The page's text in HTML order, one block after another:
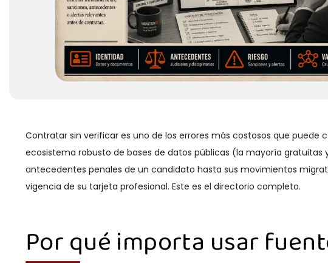
Contratar sin verificar es uno de los errores más costosos que
ecosistema robusto de bases de datos públicas (la mayoría gratuitas
antecedentes penales de un candidato hasta sus movimientos
vigencia de su tarjeta profesional. Este es el directorio completo.
Por qué importa usar